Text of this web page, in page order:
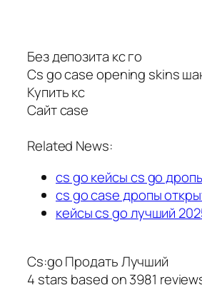
Без депозита кс го
Cs go case opening skins
Купить кс
Сайт case
Related News:
cs go кейсы cs go
cs go case дропы
кейсы cs go лучший
Cs:go Продать Лучший
4 stars based on3981